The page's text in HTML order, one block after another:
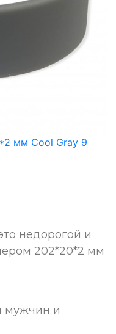
мм Cool Gray 9
недорогой и
202*20*2 мм
мужчин и